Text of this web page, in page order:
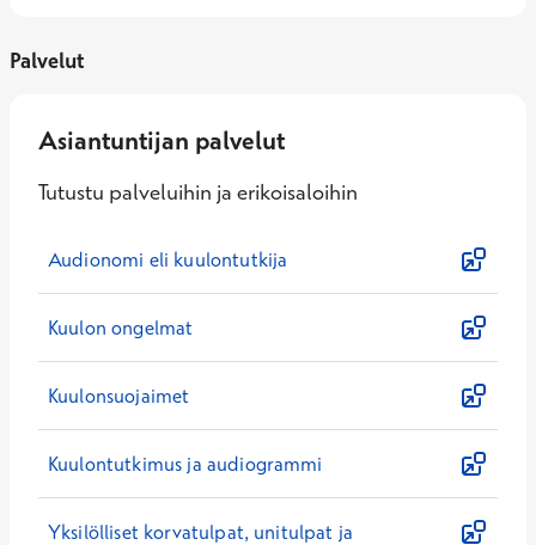
Palvelut
Asiantuntijan palvelut
Tutustu palveluihin ja erikoisaloihin
Audionomi eli kuulontutkija
Kuulon ongelmat
Kuulonsuojaimet
Kuulontutkimus ja audiogrammi
Yksilölliset korvatulpat, unitulpat ja